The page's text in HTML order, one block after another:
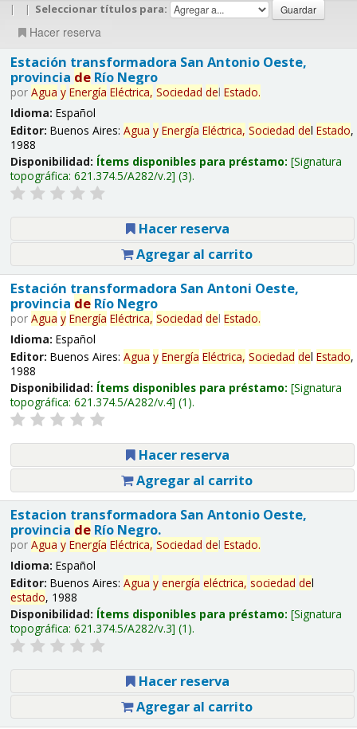
| | Seleccionar títulos para:
Hacer reserva
Estación transformadora San Antonio Oeste,
provincia deRío Negro
por Agua y Energía Eléctrica, Sociedad del Estado.
Idioma: Español
Editor: Buenos Aires: Agua y Energía Eléctrica, Sociedad del Estado,
1988
Disponibilidad: Ítems disponibles para préstamo: Signatura
topográfica: 621.374.5/A282/v.2 (3).
Hacer reserva
Agregar al carrito
Estación transformadora San Antoni Oeste,
provincia deRío Negro
por Agua y Energía Eléctrica, Sociedad del Estado.
Idioma: Español
Editor: Buenos Aires: Agua y Energía Eléctrica, Sociedad del Estado,
1988
Disponibilidad: Ítems disponibles para préstamo: Signatura
topográfica: 621.374.5/A282/v.4 (1).
Hacer reserva
Agregar al carrito
Estacion transformadora San Antonio Oeste,
provincia deRío Negro.
por Agua y Energía Eléctrica, Sociedad del Estado.
Idioma: Español
Editor: Buenos Aires: Agua y energía eléctrica, sociedad del
estado, 1988
Disponibilidad: Ítems disponibles para préstamo: Signatura
topográfica: 621.374.5/A282/v.3 (1).
Hacer reserva
Agregar al carrito